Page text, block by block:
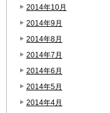
2014年10月
2014年9月
2014年8月
2014年7月
2014年6月
2014年5月
2014年4月